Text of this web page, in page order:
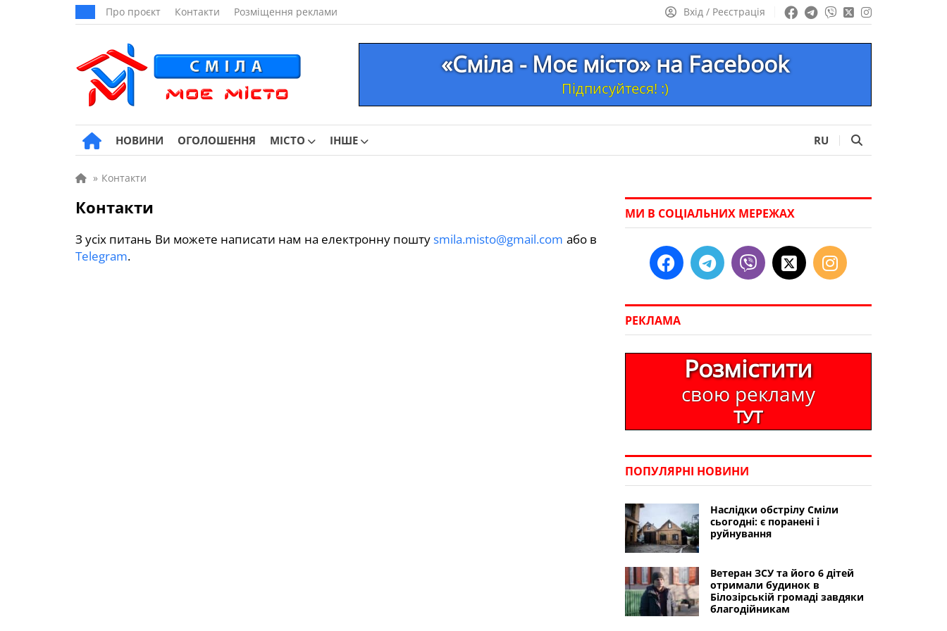
Про проєкт Контакти Розміщення реклами Вхід / Реєстрація
«Сміла - Моє місто» на Facebook
Підписуйтеся! :)
НОВИНИ ОГОЛОШЕННЯ МІСТО ІНШЕ RU
» Контакти
Контакти
З усіх питань Ви можете написати нам на електронну поштуsmila.misto@gmail.com або в
Telegram.
МИ В СОЦІАЛЬНИХ МЕРЕЖАХ
РЕКЛАМА
Розмістити
свою рекламу
ТУТ
ПОПУЛЯРНІ НОВИНИ
Наслідки обстрілу Сміли
сьогодні: є поранені і
руйнування
Ветеран ЗСУ та його 6 дітей
отримали будинок в
Білозірській громаді завдяки
благодійникам